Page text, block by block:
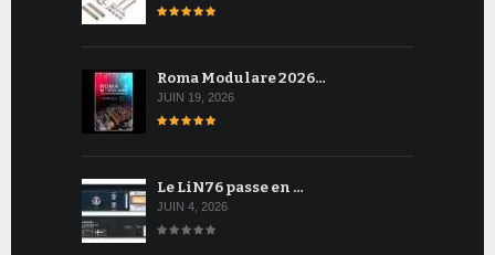
Roma Modulare 2026…
JUIN 19, 2026
Le LiN76 passe en …
JUIN 4, 2026